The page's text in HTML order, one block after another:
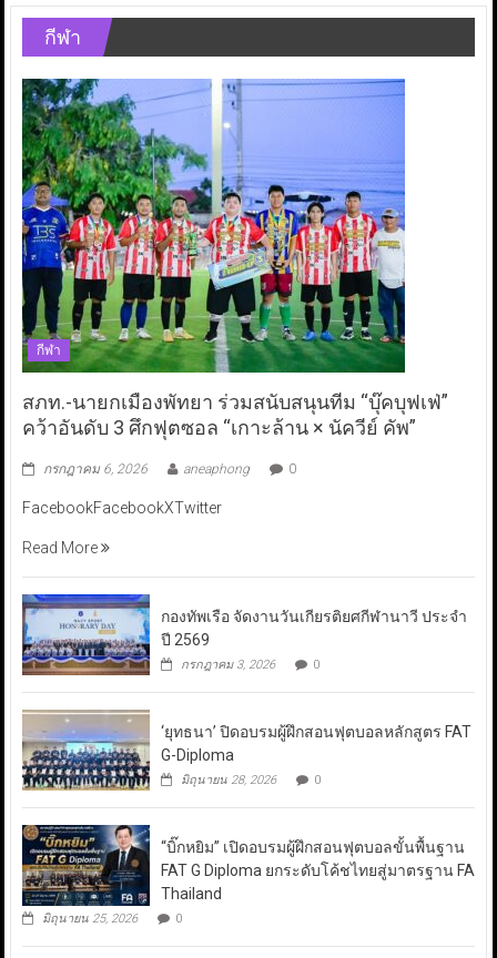
กีฬา
กีฬา
สภท.-นายกเมืองพัทยา ร่วมสนับสนุนทีม “บุ๊คบุฟเฟ่”
คว้าอันดับ 3 ศึกฟุตซอล “เกาะล้าน × นัควีย์ คัพ”
กรกฎาคม 6, 2026 aneaphong 0
FacebookFacebookXTwitter
Read More
กองทัพเรือ จัดงานวันเกียรติยศกีฬานาวี ประจำ
ปี 2569
กรกฎาคม 3, 2026 0
‘ยุทธนา’ ปิดอบรมผู้ฝึกสอนฟุตบอลหลักสูตร FAT
G-Diploma
มิถุนายน 28, 2026 0
“บิ๊กหยิม” เปิดอบรมผู้ฝึกสอนฟุตบอลขั้นพื้นฐาน
FAT G Diploma ยกระดับโค้ชไทยสู่มาตรฐาน FA
Thailand
มิถุนายน 25, 2026 0